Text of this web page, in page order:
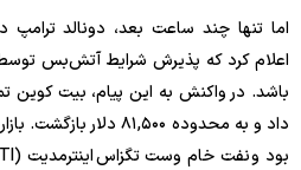
اما تنها چند ساعت بعد، دونالد
اعلام کرد که پذیرش شرایط آتش‌بس
باشد. در واکنش به این پیام، بیت‌ کوین
داد و به محدوده ۸۱,۵۰۰